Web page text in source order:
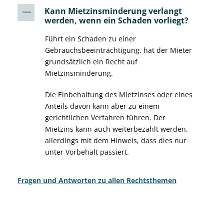
A
Kann Mietzinsminderung verlangt
werden, wenn ein Schaden vorliegt?
Führt ein Schaden zu einer
Gebrauchsbeeinträchtigung, hat der Mieter
grundsätzlich ein Recht auf
Mietzinsminderung.
Die Einbehaltung des Mietzinses oder eines
Anteils davon kann aber zu einem
gerichtlichen Verfahren führen. Der
Mietzins kann auch weiterbezahlt werden,
allerdings mit dem Hinweis, dass dies nur
unter Vorbehalt passiert.
Fragen und Antworten zu allen Rechtsthemen